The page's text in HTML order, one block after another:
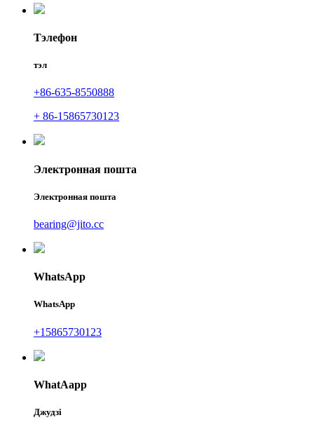
Тэлефон
тэл
+86-635-8550888
+ 86-15865730123
Электронная пошта
Электронная пошта
bearing@jito.cc
WhatsApp
WhatsApp
+15865730123
WhatAapp
Джудзі